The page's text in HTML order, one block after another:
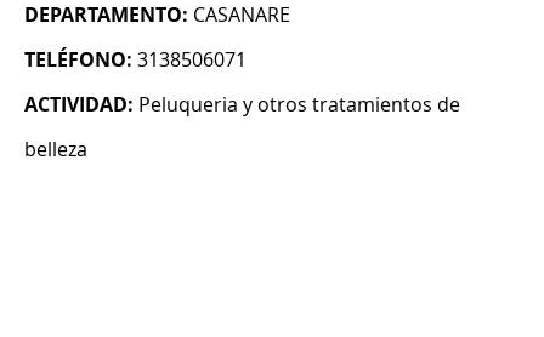
DEPARTAMENTO: CASANARE
TELÉFONO: 3138506071
ACTIVIDAD: Peluqueria y otros tratamientos de
belleza